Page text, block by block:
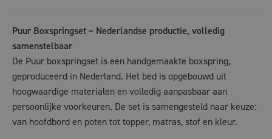
Puur Boxspringset – Nederlandse productie, volledig
samenstelbaar
De Puur boxspringset is een handgemaakte boxspring,
geproduceerd in Nederland. Het bed is opgebouwd uit
hoogwaardige materialen en volledig aanpasbaar aan
persoonlijke voorkeuren. De set is samengesteld naar keuze:
van hoofdbord en poten tot topper, matras, stof en kleur.